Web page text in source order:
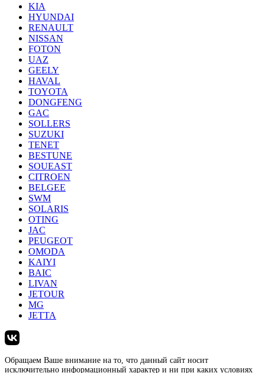
KIA
HYUNDAI
RENAULT
NISSAN
FOTON
UAZ
GEELY
HAVAL
TOYOTA
DONGFENG
GAC
SOLLERS
SUZUKI
TENET
BESTUNE
SOUEAST
CITROEN
BELGEE
SWM
SOLARIS
OTING
JAC
PEUGEOT
OMODA
KAIYI
BAIC
LIVAN
JETOUR
MG
JETTA
Обращаем Ваше внимание на то, что данный сайт носит
исключительно информационный характер и ни при каких условиях